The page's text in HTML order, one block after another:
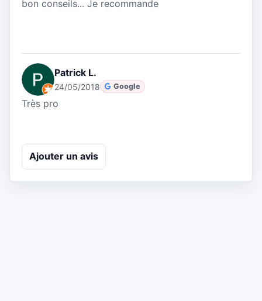
bon conseils... Je recommande
Patrick L.
24/05/2018 Google
Très pro
Ajouter un avis